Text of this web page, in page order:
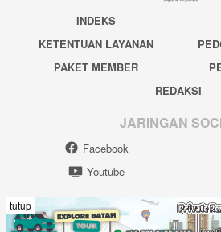
INDEKS
KETENTUAN LAYANAN
PAKET MEMBER
REDAKSI
JARINGAN
Facebook
Youtube
tutup